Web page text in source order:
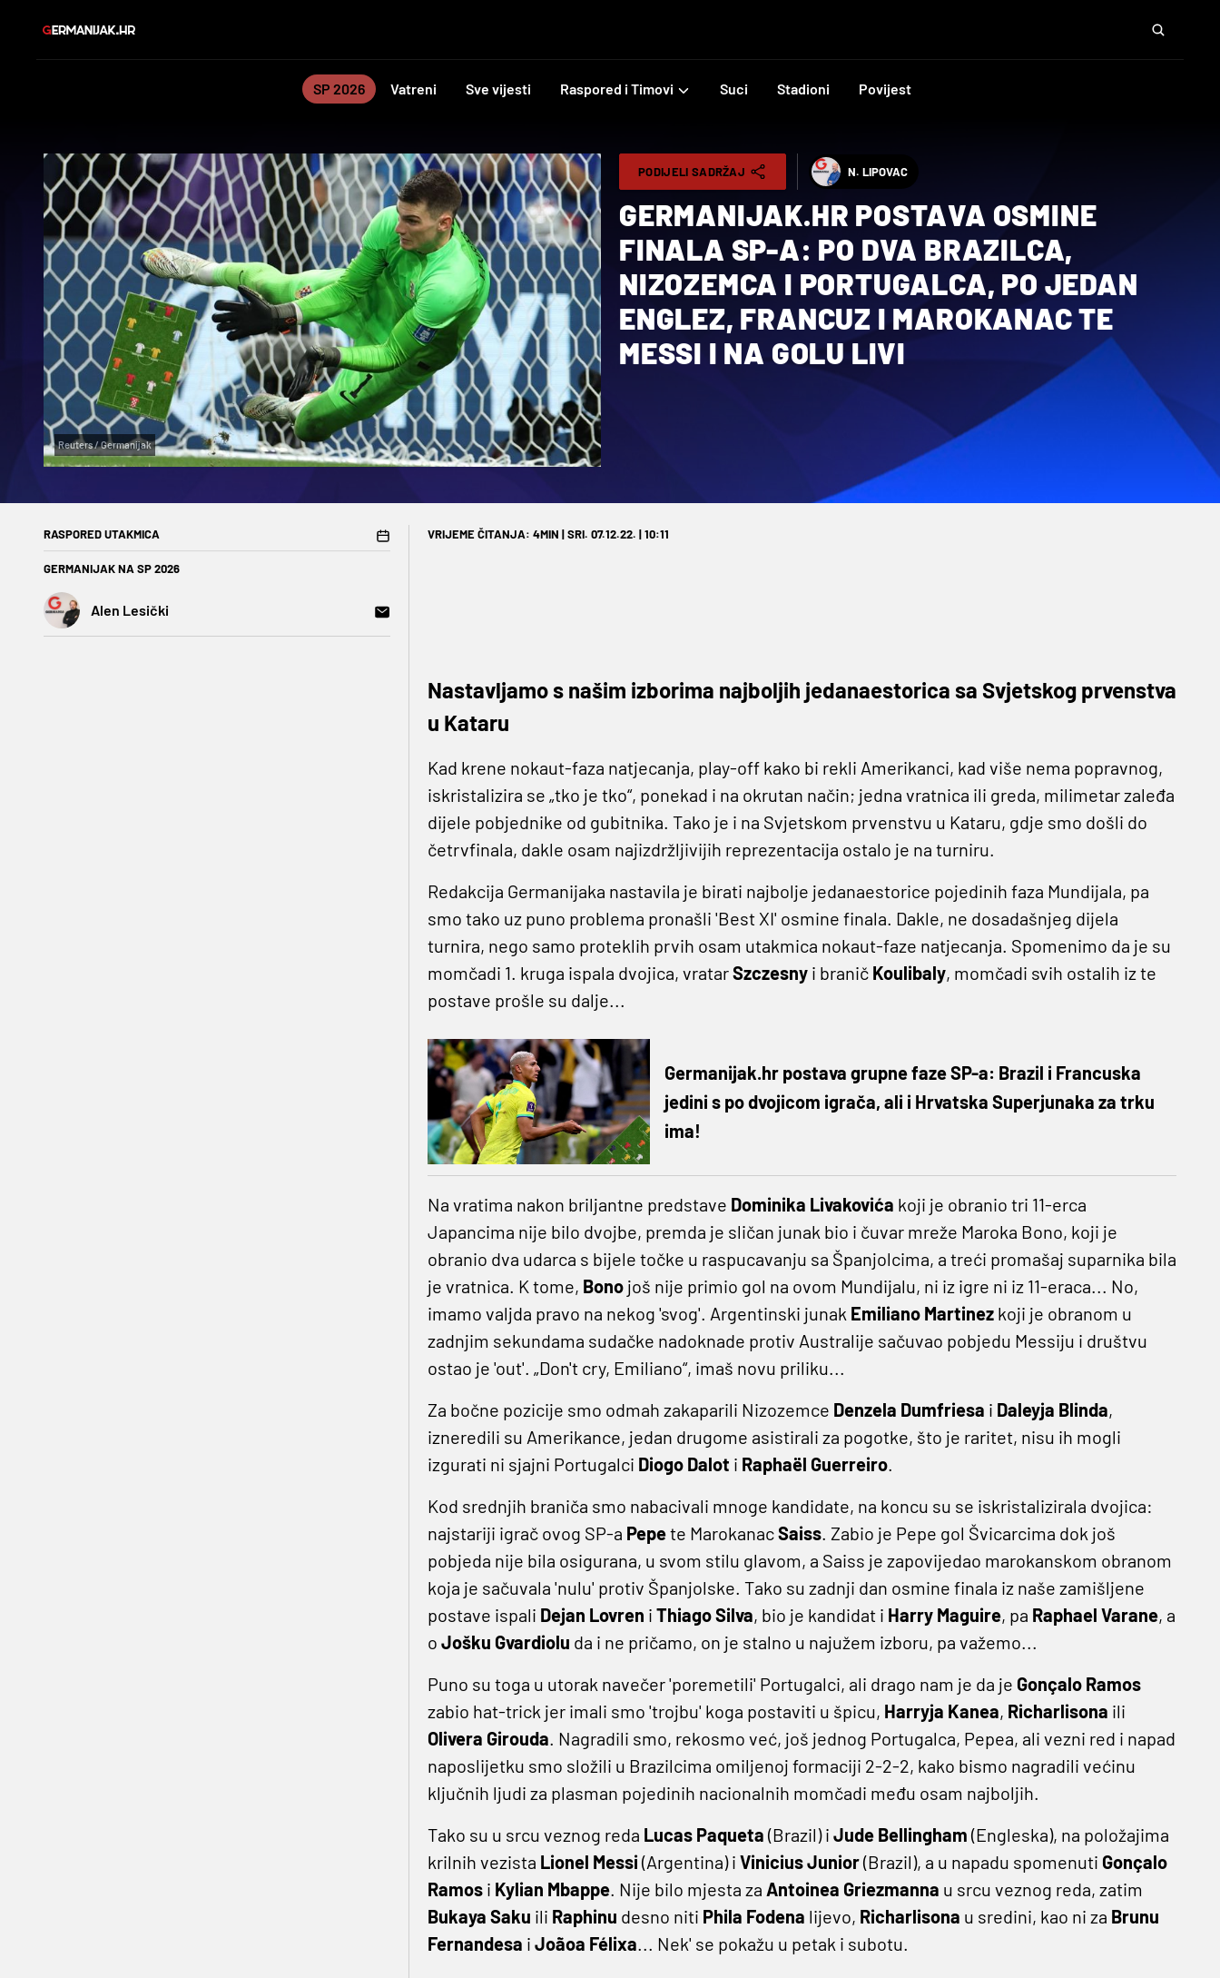
SP 2026 Vatreni Sve vijesti Raspored i Timovi Suci Stadioni Povijest
Reuters / Germanijak
PODIJELI SADRŽAJ N. LIPOVAC
GERMANIJAK.HR POSTAVA OSMINE
FINALA SP-A: PO DVA BRAZILCA,
NIZOZEMCA I PORTUGALCA, PO JEDAN
ENGLEZ, FRANCUZ I MAROKANAC TE
MESSI I NA GOLU LIVI
RASPORED UTAKMICA
GERMANIJAK NA SP 2026
Alen Lesički
VRIJEME ČITANJA: 4MIN | SRI. 07.12.22. | 10:11
Nastavljamo s našim izborima najboljih jedanaestorica sa Svjetskog prvenstva
u Kataru
Kad krene nokaut-faza natjecanja, play-off kako bi rekli Amerikanci, kad više nema popravnog,
iskristalizira se „tko je tko“, ponekad i na okrutan način; jedna vratnica ili greda, milimetar zaleđa
dijele pobjednike od gubitnika. Tako je i na Svjetskom prvenstvu u Kataru, gdje smo došli do
četrvfinala, dakle osam najizdržljivijih reprezentacija ostalo je na turniru.
Redakcija Germanijaka nastavila je birati najbolje jedanaestorice pojedinih faza Mundijala, pa
smo tako uz puno problema pronašli 'Best XI' osmine finala. Dakle, ne dosadašnjeg dijela
turnira, nego samo proteklih prvih osam utakmica nokaut-faze natjecanja. Spomenimo da je su
momčadi 1. kruga ispala dvojica, vratarSzczesnyi branič Koulibaly, momčadi svih ostalih iz te
postave prošle su dalje...
Germanijak.hr postava grupne faze SP-a: Brazil i Francuska
jedini s po dvojicom igrača, ali i Hrvatska Superjunaka za trku
ima!
Na vratima nakon briljantne predstave Dominika Livakovića koji je obranio tri 11-erca
Japancima nije bilo dvojbe, premda je sličan junak bio i čuvar mreže Maroka Bono, koji je
obranio dva udarca s bijele točke u raspucavanju sa Španjolcima, a treći promašaj suparnika bila
je vratnica. K tome, Bonojoš nije primio gol na ovom Mundijalu, ni iz igre ni iz 11-eraca... No,
imamo valjda pravo na nekog 'svog'. Argentinski junak Emiliano Martinezkoji je obranom u
zadnjim sekundama sudačke nadoknade protiv Australije sačuvao pobjedu Messiju i društvu
ostao je 'out'. „Don't cry, Emiliano“, imaš novu priliku...
Za bočne pozicije smo odmah zakaparili Nizozemce Denzela Dumfriesa i Daleyja Blinda,
izneredili su Amerikance, jedan drugome asistirali za pogotke, što je raritet, nisu ih mogli
izgurati ni sjajni Portugalci Diogo Dalot i Raphaël Guerreiro.
Kod srednjih braniča smo nabacivali mnoge kandidate, na koncu su se iskristalizirala dvojica:
najstariji igrač ovog SP-a Pepete MarokanacSaiss. Zabio je Pepe gol Švicarcima dok još
pobjeda nije bila osigurana, u svom stilu glavom, a Saiss je zapovijedao marokanskom obranom
koja je sačuvala 'nulu' protiv Španjolske. Tako su zadnji dan osmine finala iz naše zamišljene
postave ispali Dejan Lovren i Thiago Silva, bio je kandidat i Harry Maguire, pa Raphael Varane, a
o Jošku Gvardiolu da i ne pričamo, on je stalno u najužem izboru, pa važemo...
Puno su toga u utorak navečer 'poremetili' Portugalci, ali drago nam je da je Gonçalo Ramos
zabio hat-trick jer imali smo 'trojbu' koga postaviti u špicu, Harryja Kanea, Richarlisona ili
Olivera Girouda. Nagradili smo, rekosmo već, još jednog Portugalca, Pepea, ali vezni red i napad
naposlijetku smo složili u Brazilcima omiljenoj formaciji 2-2-2, kako bismo nagradili većinu
ključnih ljudi za plasman pojedinih nacionalnih momčadi među osam najboljih.
Tako su u srcu veznog reda Lucas Paqueta (Brazil) i Jude Bellingham (Engleska), na položajima
krilnih vezista Lionel Messi (Argentina) i Vinicius Junior(Brazil), a u napadu spomenuti Gonçalo
Ramosi Kylian Mbappe. Nije bilo mjesta za Antoinea Griezmanna u srcu veznog reda, zatim
Bukaya Saku ili Raphinu desno niti Phila Fodena lijevo, Richarlisona u sredini, kao ni za Brunu
Fernandesa i Joãoa Félixa... Nek' se pokažu u petak i subotu.